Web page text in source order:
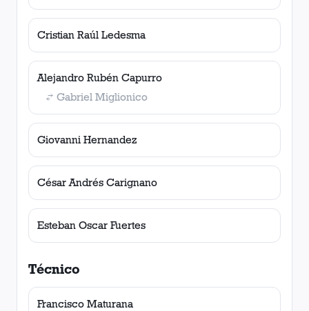
Cristian Raúl Ledesma
Alejandro Rubén Capurro
Gabriel Miglionico
Giovanni Hernandez
César Andrés Carignano
Esteban Oscar Fuertes
Técnico
Francisco Maturana